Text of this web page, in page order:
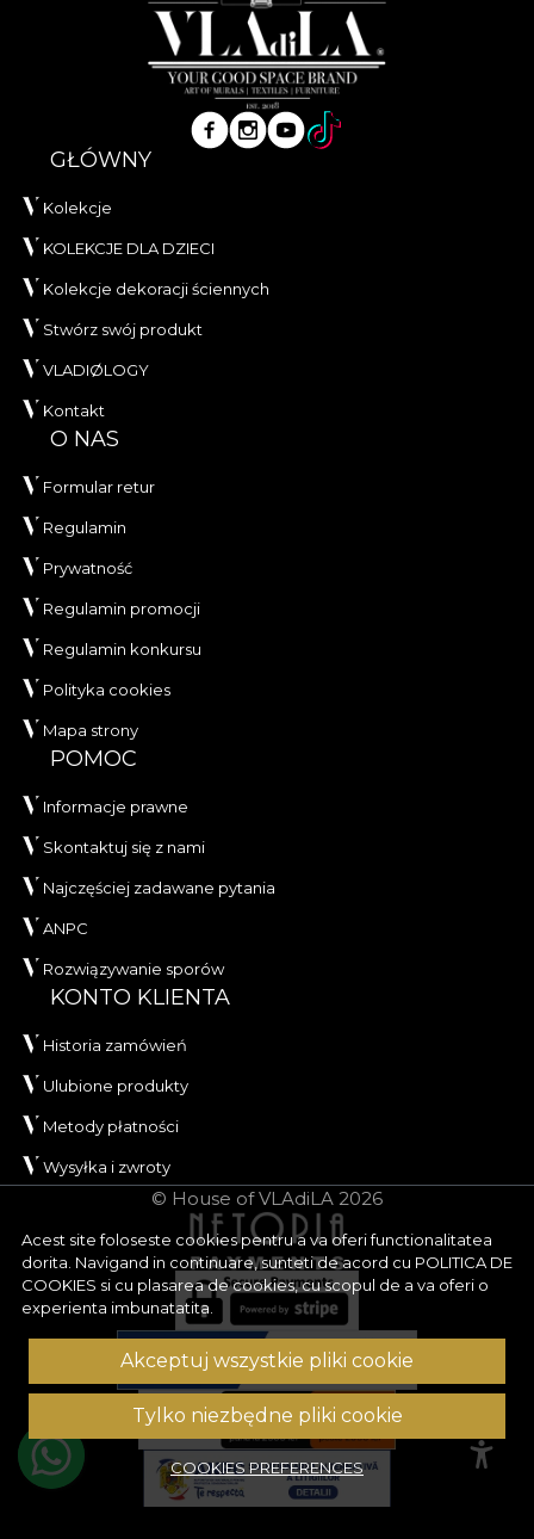
Acest site foloseste cookies pentru a va oferi functionalitatea
dorita. Navigand in continuare, sunteti de acord cu POLITICA DE
COOKIES si cu plasarea de cookies, cu scopul de a va oferi o
experienta imbunatatita.
Akceptuj wszystkie pliki cookie
Tylko niezbędne pliki cookie
COOKIES PREFERENCES
GŁÓWNY
Kolekcje
KOLEKCJE DLA DZIECI
Kolekcje dekoracji ściennych
Stwórz swój produkt
VLADIØLOGY
Kontakt
O NAS
Formular retur
Regulamin
Prywatność
Regulamin promocji
Regulamin konkursu
Polityka cookies
Mapa strony
POMOC
Informacje prawne
Skontaktuj się z nami
Najczęściej zadawane pytania
ANPC
Rozwiązywanie sporów
KONTO KLIENTA
Historia zamówień
Ulubione produkty
Metody płatności
Wysyłka i zwroty
© House of VLAdiLA 2026